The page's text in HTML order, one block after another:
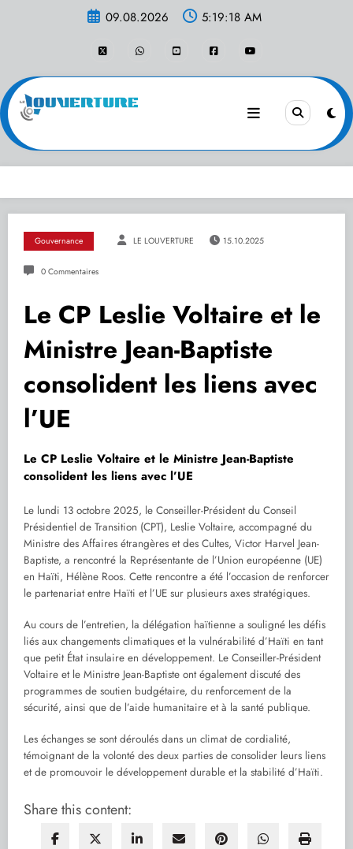
09.08.2026 5:19:19 AM
Gouvernance LE LOUVERTURE 15.10.2025
0 Commentaires
Le CP Leslie Voltaire et le
Ministre Jean-Baptiste
consolident les liens avec
l’UE
Le CP Leslie Voltaire et le Ministre Jean-Baptiste
consolident les liens avec l’UE
Le lundi 13 octobre 2025, le Conseiller-Président du Conseil
Présidentiel de Transition (CPT), Leslie Voltaire, accompagné du
Ministre des Affaires étrangères et des Cultes, Victor Harvel Jean-
Baptiste, a rencontré la Représentante de l’Union européenne (UE)
en Haïti, Hélène Roos. Cette rencontre a été l’occasion de renforcer
le partenariat entre Haïti et l’UE sur plusieurs axes stratégiques.
Au cours de l’entretien, la délégation haïtienne a souligné les défis
liés aux changements climatiques et la vulnérabilité d’Haïti en tant
que petit État insulaire en développement. Le Conseiller-Président
Voltaire et le Ministre Jean-Baptiste ont également discuté des
programmes de soutien budgétaire, du renforcement de la
sécurité, ainsi que de l’aide humanitaire et à la santé publique.
Les échanges se sont déroulés dans un climat de cordialité,
témoignant de la volonté des deux parties de consolider leurs liens
et de promouvoir le développement durable et la stabilité d’Haïti.
Share this content: